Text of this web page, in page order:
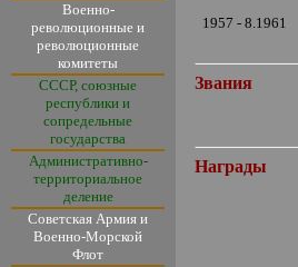
Военно-
революционные и
революционные
комитеты
СССР, союзные
республики и
сопредельные
государства
Административно-
территориальное
деление
Советская Армия и
Военно-Морской
Флот
1957 - 8.1961
Звания
Награды